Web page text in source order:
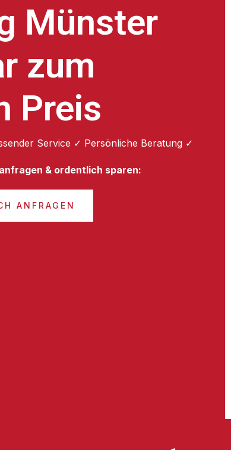
Münster
zum
Preis
Service ✓ Persönliche Beratung ✓
& ordentlich sparen:
ANFRAGEN